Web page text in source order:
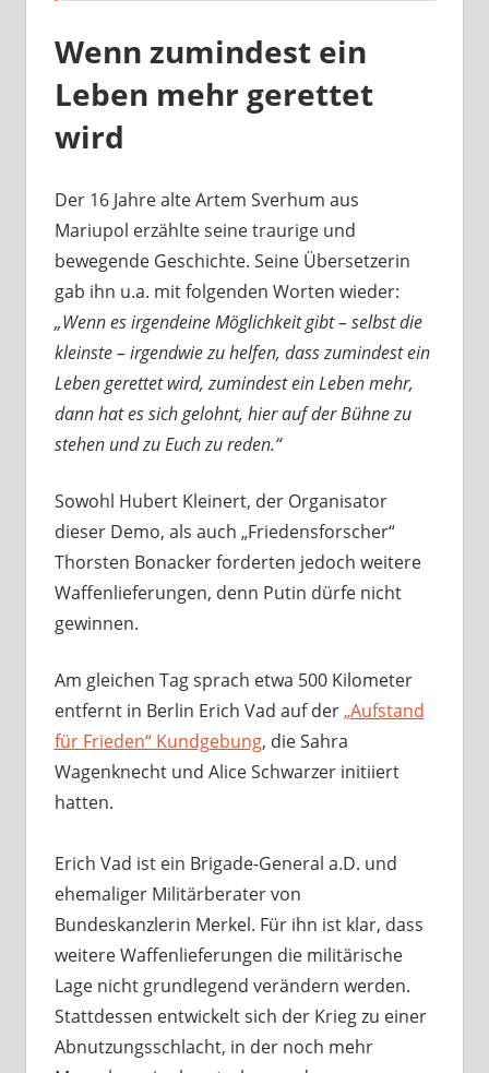
Wenn zumindest ein
Leben mehr gerettet
wird
Der 16 Jahre alte Artem Sverhum aus
Mariupol erzählte seine traurige und
bewegende Geschichte. Seine Übersetzerin
gab ihn u.a. mit folgenden Worten wieder:
„Wenn es irgendeine Möglichkeit gibt – selbst die
kleinste – irgendwie zu helfen, dass zumindest ein
Leben gerettet wird, zumindest ein Leben mehr,
dann hat es sich gelohnt, hier auf der Bühne zu
stehen und zu Euch zu reden.“
Sowohl Hubert Kleinert, der Organisator
dieser Demo, als auch „Friedensforscher“
Thorsten Bonacker forderten jedoch weitere
Waffenlieferungen, denn Putin dürfe nicht
gewinnen.
Am gleichen Tag sprach etwa 500 Kilometer
entfernt in Berlin Erich Vad auf der„Aufstand
für Frieden“ Kundgebung, die Sahra
Wagenknecht und Alice Schwarzer initiiert
hatten.
Erich Vad ist ein Brigade-General a.D. und
ehemaliger Militärberater von
Bundeskanzlerin Merkel. Für ihn ist klar, dass
weitere Waffenlieferungen die militärische
Lage nicht grundlegend verändern werden.
Stattdessen entwickelt sich der Krieg zu einer
Abnutzungsschlacht, in der noch mehr